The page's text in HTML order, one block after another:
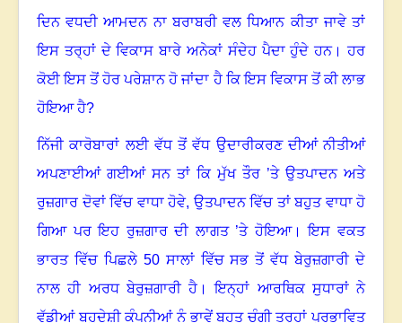
ਦਿਨ ਵਧਦੀ ਆਮਦਨ ਨਾ ਬਰਾਬਰੀ ਵਲ ਧਿਆਨ ਕੀਤਾ ਜਾਵੇ ਤਾਂ
ਇਸ ਤਰ੍ਹਾਂ ਦੇ ਵਿਕਾਸ ਬਾਰੇ ਅਨੇਕਾਂ ਸੰਦੇਹ ਪੈਦਾ ਹੁੰਦੇ ਹਨ। ਹਰ
ਕੋਈ ਇਸ ਤੋਂ ਹੋਰ ਪਰੇਸ਼ਾਨ ਹੋ ਜਾਂਦਾ ਹੈ ਕਿ ਇਸ ਵਿਕਾਸ ਤੋਂ ਕੀ ਲਾਭ
ਹੋਇਆ ਹੈ?
ਨਿੱਜੀ ਕਾਰੋਬਾਰਾਂ ਲਈ ਵੱਧ ਤੋਂ ਵੱਧ ਉਦਾਰੀਕਰਣ ਦੀਆਂ ਨੀਤੀਆਂ
ਅਪਣਾਈਆਂ ਗਈਆਂ ਸਨ ਤਾਂ ਕਿ ਮੁੱਖ ਤੌਰ ’ਤੇ ਉਤਪਾਦਨ ਅਤੇ
ਰੁਜ਼ਗਾਰ ਦੋਵਾਂ ਵਿੱਚ ਵਾਧਾ ਹੋਵੇ, ਉਤਪਾਦਨ ਵਿੱਚ ਤਾਂ ਬਹੁਤ ਵਾਧਾ ਹੋ
ਗਿਆ ਪਰ ਇਹ ਰੁਜ਼ਗਾਰ ਦੀ ਲਾਗਤ ’ਤੇ ਹੋਇਆ। ਇਸ ਵਕਤ
ਭਾਰਤ ਵਿੱਚ ਪਿਛਲੇ 50ਸਾਲਾਂ ਵਿੱਚ ਸਭ ਤੋਂ ਵੱਧ ਬੇਰੁਜ਼ਗਾਰੀ ਦੇ
ਨਾਲ ਹੀ ਅਰਧ ਬੇਰੁਜ਼ਗਾਰੀ ਹੈ। ਇਨ੍ਹਾਂ ਆਰਥਿਕ ਸੁਧਾਰਾਂ ਨੇ
ਵੱਡੀਆਂ ਬਹੁਦੇਸ਼ੀ ਕੰਪਨੀਆਂ ਨੂੰ ਭਾਵੇਂ ਬਹੁਤ ਚੰਗੀ ਤਰ੍ਹਾਂ ਪ੍ਰਭਾਵਿਤ